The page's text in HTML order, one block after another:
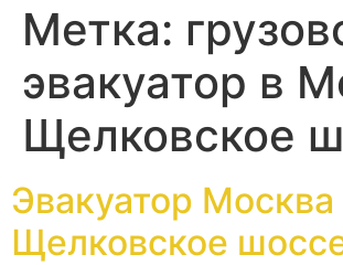
Метка:
эвакуатор в
Щелковское
Эвакуатор Москва
Щелковское